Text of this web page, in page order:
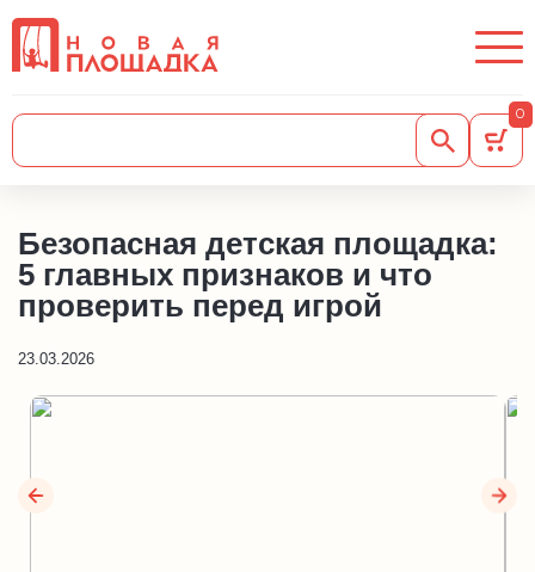
0
Безопасная детская площадка:
5 главных признаков и что
проверить перед игрой
23.03.2026